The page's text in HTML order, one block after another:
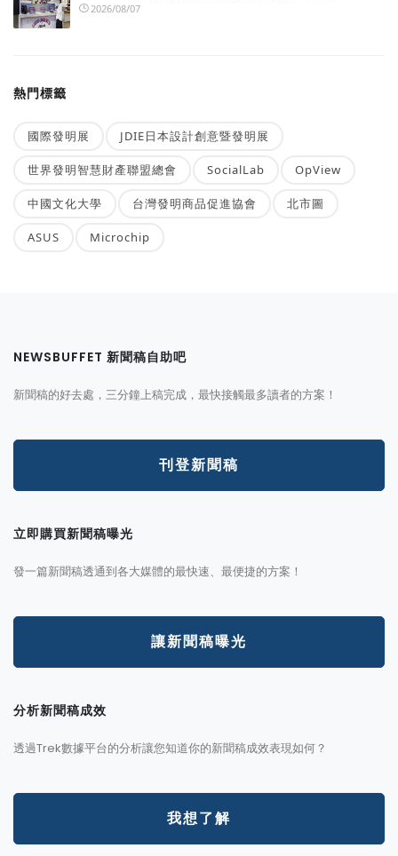
2026/08/07
熱門標籤
國際發明展 JDIE日本設計創意暨發明展
世界發明智慧財產聯盟總會 SocialLab OpView
中國文化大學 台灣發明商品促進協會 北市圖
ASUS Microchip
NEWSBUFFET 新聞稿自助吧
新聞稿的好去處，三分鐘上稿完成，最快接觸最多讀者的方案！
刊登新聞稿
立即購買新聞稿曝光
發一篇新聞稿透通到各大媒體的最快速、最便捷的方案！
讓新聞稿曝光
分析新聞稿成效
透過Trek數據平台的分析讓您知道你的新聞稿成效表現如何？
我想了解